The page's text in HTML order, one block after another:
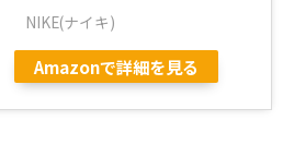
NIKE(ナイキ)
Amazonで詳細を見る